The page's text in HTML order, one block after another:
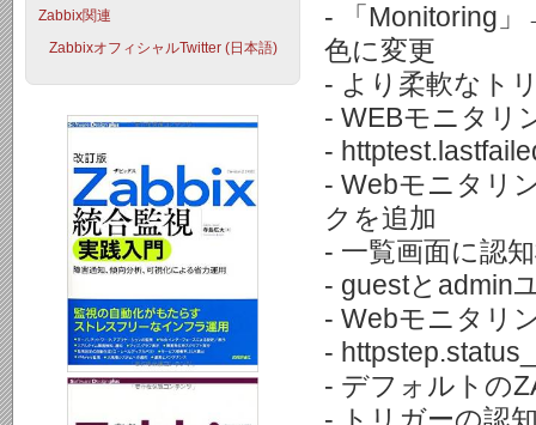
- 「Monitoring
色に変更
- より柔軟なト
- WEBモニタリ
-
- Webモニタリ
クを追加
- 一覧画面に認
- guestとadmin
- Webモニタリ
-
- デフォルトの
Zabbix関連
ZabbixオフィシャルTwitter (日本語)